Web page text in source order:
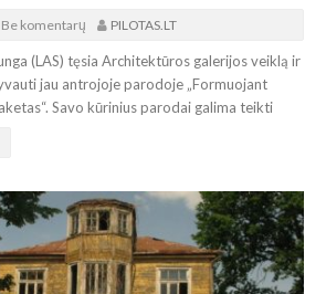
Be komentarų PILOTAS.LT
(LAS) tęsia Architektūros galerijos veiklą ir
jau antrojoje parodoje „Formuojant
Savo kūrinius parodai galima teikti